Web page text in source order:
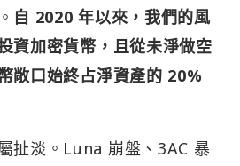
自 2020 年以來，我們的風
資加密貨幣，且從未淨做空
敞口始終占淨資產的 20%
扯淡。Luna 崩盤、3AC 暴